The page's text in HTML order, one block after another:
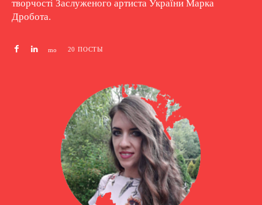
творчості Заслуженого артиста України Марка
Дробота.
20 ПОСТЫ